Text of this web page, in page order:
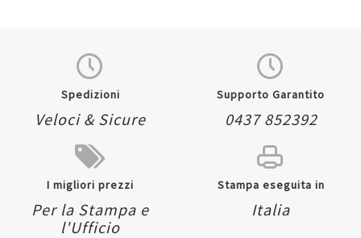
Spedizioni
Veloci & Sicure
Supporto Garantito
0437 852392
I migliori prezzi
Per la Stampa e
l'Ufficio
Stampa eseguita in
Italia